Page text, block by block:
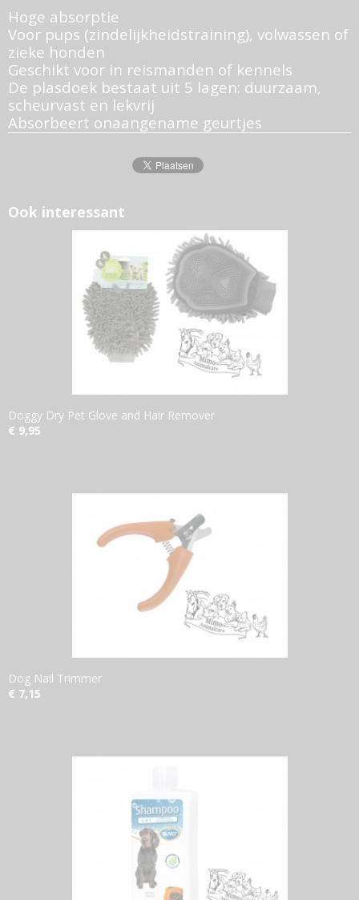
Hoge absorptie
Voor pups (zindelijkheidstraining), volwassen of
zieke honden
Geschikt voor in reismanden of kennels
De plasdoek bestaat uit 5 lagen: duurzaam,
scheurvast en lekvrij
Absorbeert onaangename geurtjes
Ook interessant
Doggy Dry Pet Glove and Hair Remover
€ 9,95
Dog Nail Trimmer
€ 7,15